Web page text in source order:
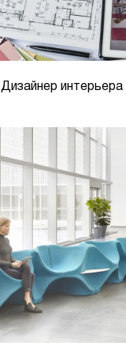
Дизайнер интерьера